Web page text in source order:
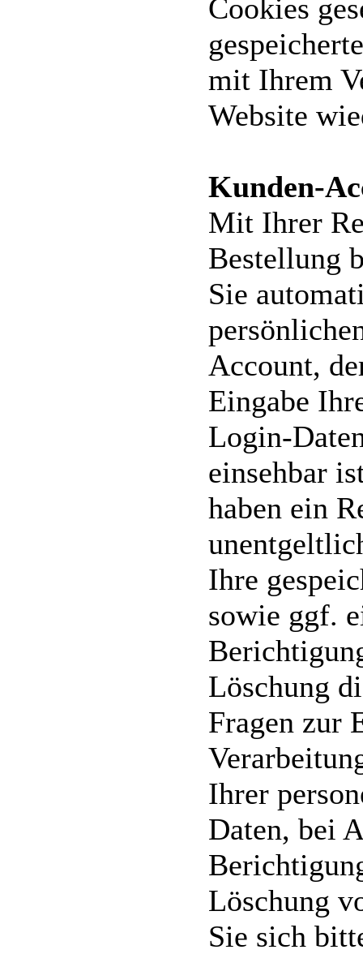
Cookies
mit Ihrem
Website
Kunden-
Mit Ihrer
Bestellung
Sie
Account,
Eingabe
Login-
einsehbar
haben ein
Ihre
sowie ggf.
Löschung
Fragen zur
Ihrer
Daten, bei
Löschung
Sie sich